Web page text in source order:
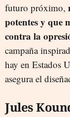
futuro próximo,
potentes y que
contra la
campaña
hay en Estados
asegura el
Jules